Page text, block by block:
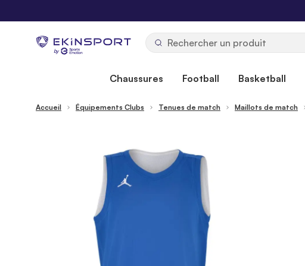
by
Chaussures Football Basketball
Accueil Équipements Clubs Tenues de match Maillots de match